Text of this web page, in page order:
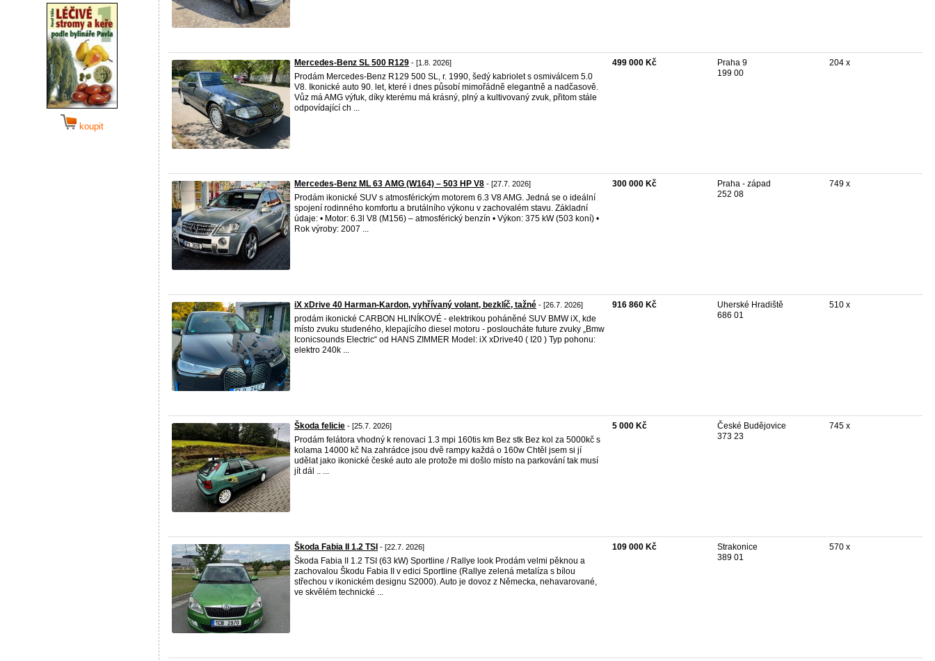
koupit
Mercedes-Benz SL 500 R129 - [1.8. 2026]
Prodám Mercedes-Benz R129 500 SL, r. 1990, šedý kabriolet s osmiválcem 5.0
V8. Ikonické auto 90. let, které i dnes působí mimořádně elegantně a nadčasově.
Vůz má AMG výfuk, díky kterému má krásný, plný a kultivovaný zvuk, přitom stále
odpovídající ch ...
499 000 Kč
Praha 9
199 00
204 x
Mercedes-Benz ML 63 AMG (W164) – 503 HP V8 - [27.7. 2026]
Prodám ikonické SUV s atmosférickým motorem 6.3 V8 AMG. Jedná se o ideální
spojení rodinného komfortu a brutálního výkonu v zachovalém stavu. Základní
údaje: • Motor: 6.3l V8 (M156) – atmosférický benzín • Výkon: 375 kW (503 koní) •
Rok výroby: 2007 ...
300 000 Kč
Praha - západ
252 08
749 x
iX xDrive 40 Harman-Kardon, vyhřívaný volant, bezklíč, tažné - [26.7. 2026]
prodám ikonické CARBON HLINÍKOVÉ - elektrikou poháněné SUV BMW iX, kde
místo zvuku studeného, klepajícího diesel motoru - posloucháte future zvuky „Bmw
Iconicsounds Electric“ od HANS ZIMMER Model: iX xDrive40 ( I20 ) Typ pohonu:
elektro 240k ...
916 860 Kč
Uherské Hradiště
686 01
510 x
Škoda felicie - [25.7. 2026]
Prodám felátora vhodný k renovaci 1.3 mpi 160tis km Bez stk Bez kol za 5000kč s
kolama 14000 kč Na zahrádce jsou dvě rampy každá o 160w Chtěl jsem si jí
udělat jako ikonické české auto ale protože mi došlo místo na parkování tak musí
jít dál .. ...
5 000 Kč
České Budějovice
373 23
745 x
Škoda Fabia II 1.2 TSI - [22.7. 2026]
Škoda Fabia II 1.2 TSI (63 kW) Sportline / Rallye look Prodám velmi pěknou a
zachovalou Škodu Fabia II v edici Sportline (Rallye zelená metalíza s bílou
střechou v ikonickém designu S2000). Auto je dovoz z Německa, nehavarované,
ve skvělém technické ...
109 000 Kč
Strakonice
389 01
570 x